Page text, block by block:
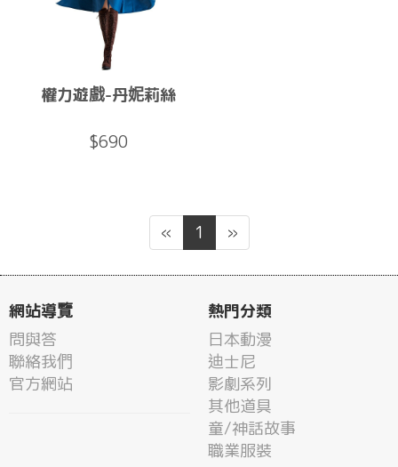
權力遊戲-丹妮莉絲
$690
« 1 »
網站導覽
問與答
聯絡我們
官方網站
熱門分類
日本動漫
迪士尼
影劇系列
其他道具
童/神話故事
職業服裝